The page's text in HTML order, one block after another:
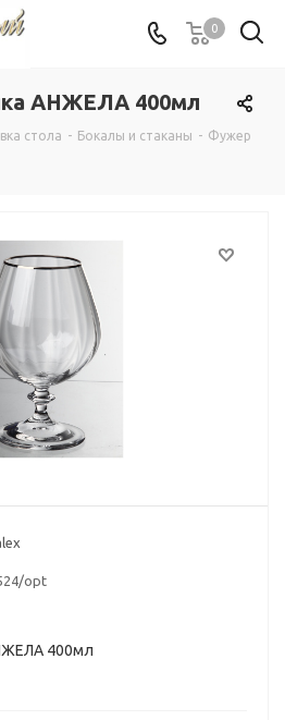
0
АНЖЕЛА 400мл
стола - Бокалы и стаканы - Фужер
opt
400мл